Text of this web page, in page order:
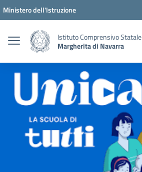
Vai ai contenuti
Vai al menu di navigazione
Vai al footer
Ministero dell'Istruzione
Istituto Comprensivo Statale
Margherita di Navarra